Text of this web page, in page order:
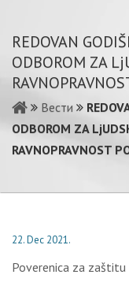
REDOVAN
ODBOROM ZA
Вести
ODBOROM ZA
RAVNOPRAVNOST
22. Dec 2021.
Poverenica za